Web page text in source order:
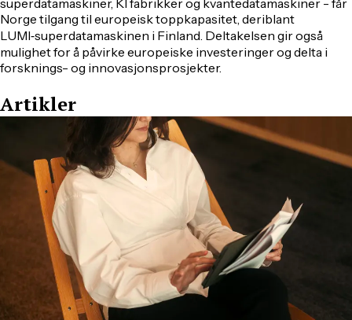
superdatamaskiner, KI fabrikker og kvantedatamaskiner - får
Norge tilgang til europeisk toppkapasitet, deriblant
LUMI‑superdatamaskinen i Finland. Deltakelsen gir også
mulighet for å påvirke europeiske investeringer og delta i
forsknings- og innovasjonsprosjekter.
Artikler